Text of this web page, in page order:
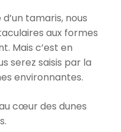
tamaris, nous
aux formes
Mais c’est en
serez saisis par la
environnantes.
cœur des dunes